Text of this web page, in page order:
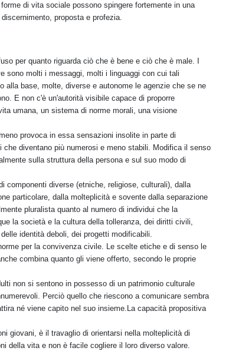
di vita sociale possono spingere fortemente in una
proposta e profezia.
per quanto riguarda ciò che è bene e ciò che è male. I
sono molti i messaggi, molti i linguaggi con cui tali
base, molte, diverse e autonome le agenzie che se ne
E non c'è un'autorità visibile capace di proporre
umana, un sistema di norme morali, una visione
provoca in essa sensazioni insolite in parte di
che diventano più numerosi e meno stabili. Modifica il senso
sulla struttura della persona e sul suo modo di
componenti diverse (etniche, religiose, culturali), dalla
particolare, dalla molteplicità e sovente dalla separazione
pluralista quanto al numero di individui che la
la società e la cultura della tolleranza, dei diritti civili,
identità deboli, dei progetti modificabili.
per la convivenza civile. Le scelte etiche e di senso le
combina quanto gli viene offerto, secondo le proprie
non si sentono in possesso di un patrimonio culturale
Perciò quello che riescono a comunicare sembra
né viene capito nel suo insieme.La capacità propositiva
giovani, è il travaglio di orientarsi nella molteplicità di
della vita e non è facile cogliere il loro diverso valore.